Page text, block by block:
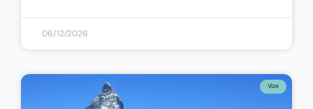
06/12/2026
Vize